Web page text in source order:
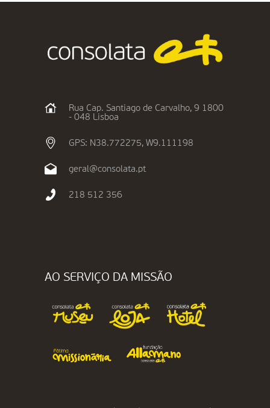
Rua Cap. Santiago de Carvalho, 9 1800
- 048 Lisboa
GPS: N38.772275, W9.111198
geral@consolata.pt
218 512 356
AO SERVIÇO DA MISSÃO